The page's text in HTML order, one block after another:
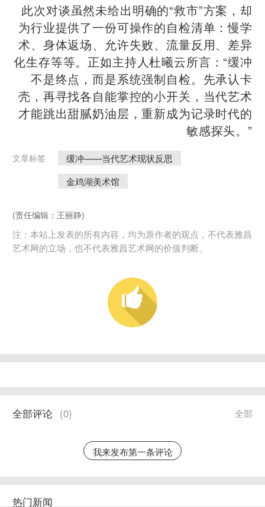
此次对谈虽然未给出明确的“救市”方案，却
为行业提供了一份可操作的自检清单：慢学
术、身体返场、允许失败、流量反用、差异
化生存等等。正如主持人杜曦云所言：“缓冲
不是终点，而是系统强制自检。先承认卡
壳，再寻找各自能掌控的小开关，当代艺术
才能跳出甜腻奶油层，重新成为记录时代的
敏感探头。”
文章标签
缓冲——当代艺术现状反思
金鸡湖美术馆
(责任编辑：王丽静)
注：本站上发表的所有内容，均为原作者的观点，不代表雅昌
艺术网的立场，也不代表雅昌艺术网的价值判断。
全部
全部评论 (0)
我来发布第一条评论
热门新闻